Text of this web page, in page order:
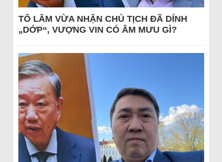
TÔ LÂM VỪA NHẬN CHỦ TỊCH ĐÃ DÍNH
„DỚP“, VƯỢNG VIN CÓ ÂM MƯU GÌ?